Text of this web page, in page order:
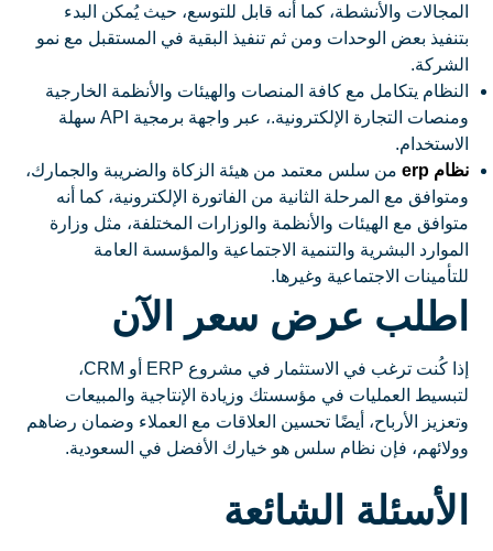
المجالات والأنشطة، كما أنه قابل للتوسع، حيث يُمكن البدء
بتنفيذ بعض الوحدات ومن ثم تنفيذ البقية في المستقبل مع نمو
الشركة.
النظام يتكامل مع كافة المنصات والهيئات والأنظمة الخارجية
ومنصات التجارة الإلكترونية.، عبر واجهة برمجية API سهلة
الاستخدام.
نظام erp
من سلس معتمد من هيئة الزكاة والضريبة والجمارك،
ومتوافق مع المرحلة الثانية من الفاتورة الإلكترونية، كما أنه
متوافق مع الهيئات والأنظمة والوزارات المختلفة، مثل وزارة
الموارد البشرية والتنمية الاجتماعية والمؤسسة العامة
للتأمينات الاجتماعية وغيرها.
اطلب عرض سعر الآن
إذا كُنت ترغب في الاستثمار في مشروع ERP أو CRM،
لتبسيط العمليات في مؤسستك وزيادة الإنتاجية والمبيعات
وتعزيز الأرباح، أيضًا تحسين العلاقات مع العملاء وضمان رضاهم
وولائهم، فإن نظام سلس هو خيارك الأفضل في السعودية.
الأسئلة الشائعة